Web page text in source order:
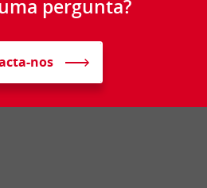
pergunta?
nos